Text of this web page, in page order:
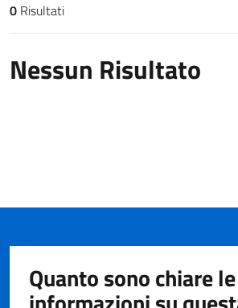
Risultati di ricerca
0 Risultati
Nessun Risultato
Quanto sono chiare le